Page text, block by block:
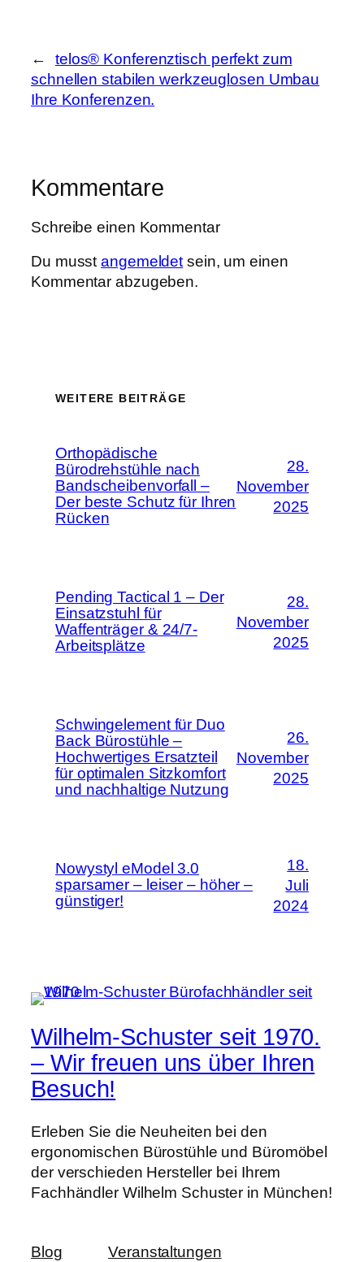
←
telos® Konferenztisch perfekt zum
schnellen stabilen werkzeuglosen Umbau
Ihre Konferenzen.
Kommentare
Schreibe einen Kommentar
Du musstangemeldet sein, um einen
Kommentar abzugeben.
WEITERE BEITRÄGE
Orthopädische
Bürodrehstühle nach
Bandscheibenvorfall –
Der beste Schutz für Ihren
Rücken
28.
November
2025
Pending Tactical 1 – Der
Einsatzstuhl für
Waffenträger & 24/7-
Arbeitsplätze
28.
November
2025
Schwingelement für Duo
Back Bürostühle –
Hochwertiges Ersatzteil
für optimalen Sitzkomfort
und nachhaltige Nutzung
26.
November
2025
Nowystyl eModel 3.0
sparsamer – leiser – höher –
günstiger!
18.
Juli
2024
Wilhelm-Schuster seit 1970.
– Wir freuen uns über Ihren
Besuch!
Erleben Sie die Neuheiten bei den
ergonomischen Bürostühle und Büromöbel
der verschieden Hersteller bei Ihrem
Fachhändler Wilhelm Schuster in München!
Blog Veranstaltungen